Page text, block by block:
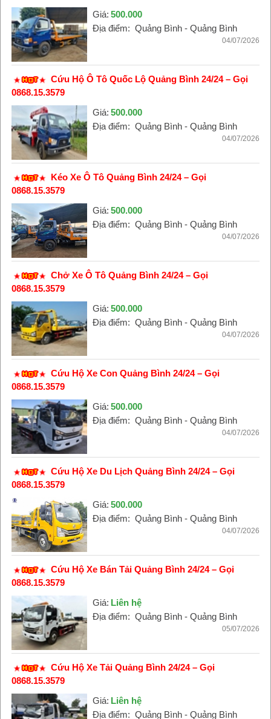
Giá: 500.000
Địa điểm: Quảng Bình - Quảng Bình
04/07/2026
Cứu Hộ Ô Tô Quốc Lộ Quảng Bình 24/24 – Gọi
0868.15.3579
Giá: 500.000
Địa điểm: Quảng Bình - Quảng Bình
04/07/2026
Kéo Xe Ô Tô Quảng Bình 24/24 – Gọi
0868.15.3579
Giá: 500.000
Địa điểm: Quảng Bình - Quảng Bình
04/07/2026
Chở Xe Ô Tô Quảng Bình 24/24 – Gọi
0868.15.3579
Giá: 500.000
Địa điểm: Quảng Bình - Quảng Bình
04/07/2026
Cứu Hộ Xe Con Quảng Bình 24/24 – Gọi
0868.15.3579
Giá: 500.000
Địa điểm: Quảng Bình - Quảng Bình
04/07/2026
Cứu Hộ Xe Du Lịch Quảng Bình 24/24 – Gọi
0868.15.3579
Giá: 500.000
Địa điểm: Quảng Bình - Quảng Bình
04/07/2026
Cứu Hộ Xe Bán Tải Quảng Bình 24/24 – Gọi
0868.15.3579
Giá: Liên hệ
Địa điểm: Quảng Bình - Quảng Bình
05/07/2026
Cứu Hộ Xe Tải Quảng Bình 24/24 – Gọi
0868.15.3579
Giá: Liên hệ
Địa điểm: Quảng Bình - Quảng Bình